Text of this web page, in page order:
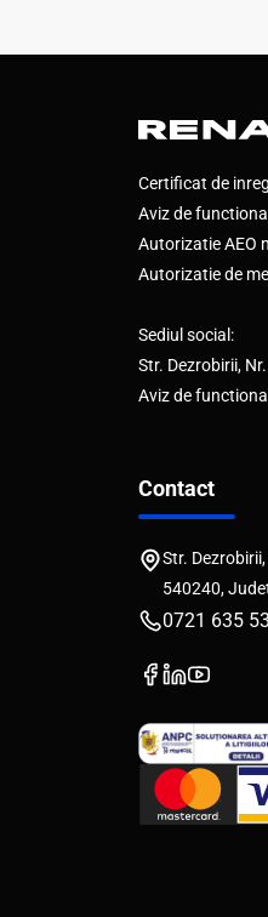
Certificat de
Aviz de
Autorizatie AEO
Autorizatie de
Sediul social:
Str. Dezrobirii,
Aviz de
Contact
Str.
540240,
0721 635